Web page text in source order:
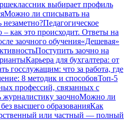
выбирает профиль
Можно ли списывать на
Педагогическое
– как это происходит. Ответы на
заочного обучения«Дешевая»
Поступить заочно на
Карьера для бухгалтера: от
госслужащим: что за работа, где
8 методик и способовТоп-5
профессий, связанных с
заочноМожно ли
высшего образованияКак
или частный — полный